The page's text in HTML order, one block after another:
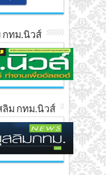
ทม.นิวส์
ม กทม.นิวส์